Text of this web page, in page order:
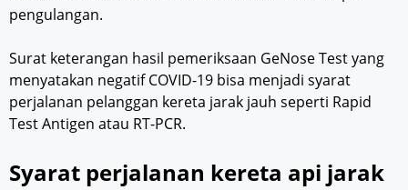
pengulangan.
Surat keterangan hasil pemeriksaan GeNose Test yang
menyatakan negatif COVID-19 bisa menjadi syarat
perjalanan pelanggan kereta jarak jauh seperti Rapid
Test Antigen atau RT-PCR.
Syarat perjalanan kereta api jarak